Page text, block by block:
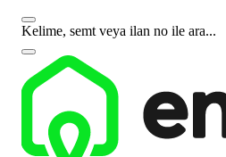
Kelime, semt veya ilan no ile ara...